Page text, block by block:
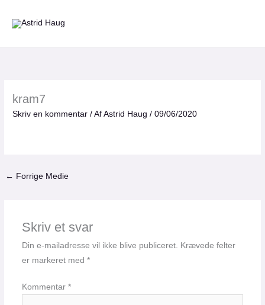
kram7
Skriv en kommentar / AfAstrid Haug/09/06/2020
← Forrige Medie
Skriv et svar
Din e-mailadresse vil ikke blive publiceret. Krævede felter
er markeret med *
Kommentar *